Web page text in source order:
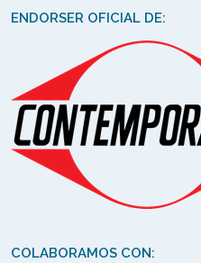
ENDORSER OFICIAL DE:
COLABORAMOS CON: